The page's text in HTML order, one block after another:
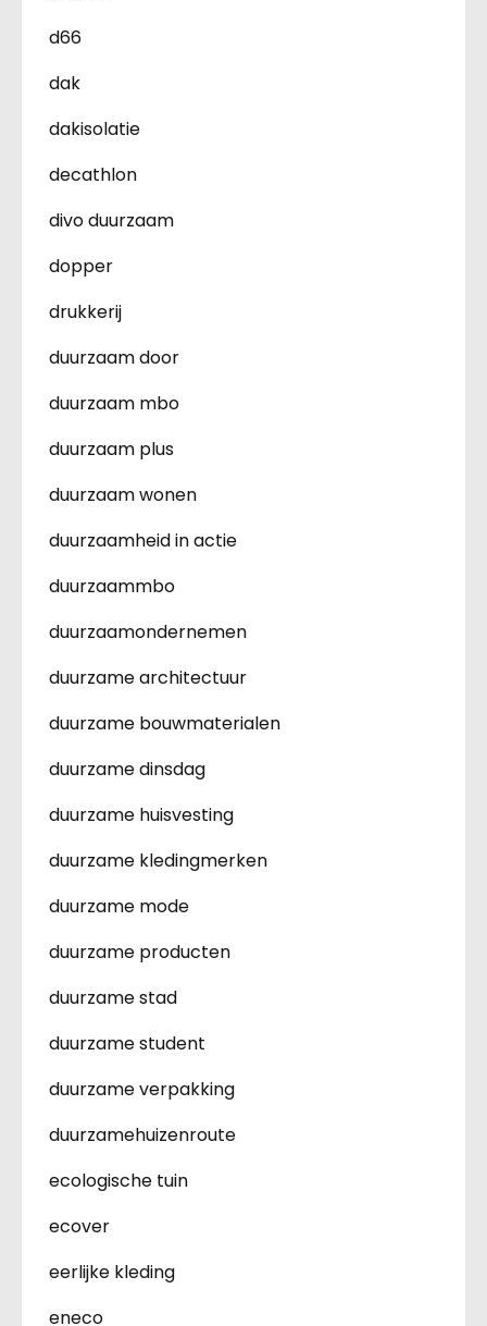
d66
dak
dakisolatie
decathlon
divo duurzaam
dopper
drukkerij
duurzaam door
duurzaam mbo
duurzaam plus
duurzaam wonen
duurzaamheid in actie
duurzaammbo
duurzaamondernemen
duurzame architectuur
duurzame bouwmaterialen
duurzame dinsdag
duurzame huisvesting
duurzame kledingmerken
duurzame mode
duurzame producten
duurzame stad
duurzame student
duurzame verpakking
duurzamehuizenroute
ecologische tuin
ecover
eerlijke kleding
eneco